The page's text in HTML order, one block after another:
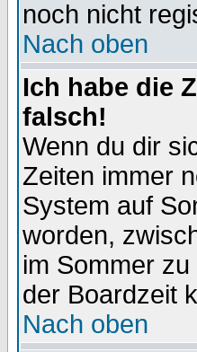
noch nicht
Nach oben
Ich habe die
falsch!
Wenn du dir
Zeiten immer
System auf
worden,
im Sommer
der Boardzeit
Nach oben